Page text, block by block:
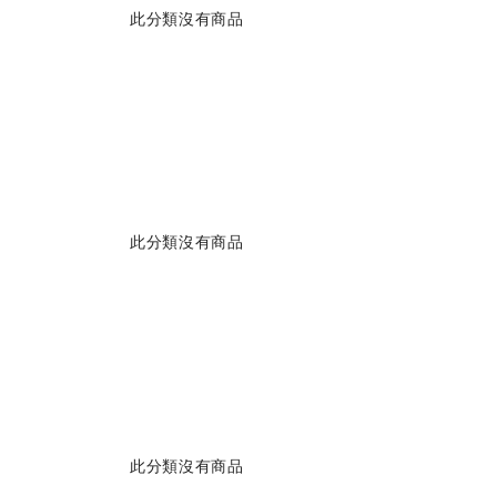
此分類沒有商品
此分類沒有商品
此分類沒有商品